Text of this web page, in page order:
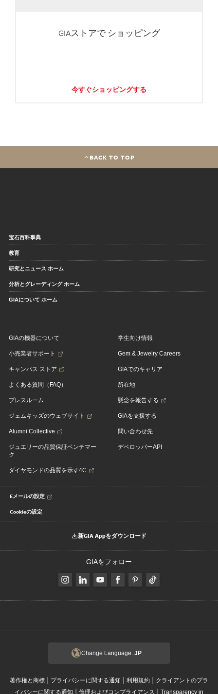
GIAストアで ショッピング
今すぐショッピングする
BACK TO TOP
宝石百科事典
教育
研究とニュース ホーム
分析とグレーディング ホーム
GIAについて ホーム
GIAの機器について
小売業者サポート
キャンパス ストア
よくある質問（FAQ）
プレスルーム
ジェムキッズのウェブサイト
Alumni Collective
ジュエリーの品質保証ベンチマー
ク
ダイヤモンドの品質を示す4C
学生向け情報
Gem & Jewelry Careers
GIAでのキャリア
所在地
懸念を報告する
GIAを支援する
問い合わせ先
デベロッパーAPI
Eメールの設定
Cookieの設定
新GIA Appをダウンロード
GIAをフォロー
Change Language: JP
著作権と商標 | プライバシーに関する通知 | 利用規約 | クライアントのプラ
イバシーに関する通知 | 倫理およびコンプライアンス | Transparency in